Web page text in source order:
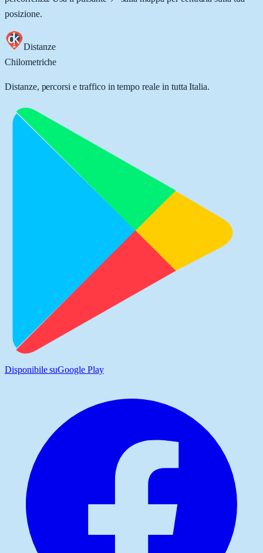
posizione.
Distanze
Chilometriche
Distanze, percorsi e traffico in tempo reale in tutta Italia.
Disponibile suGoogle Play